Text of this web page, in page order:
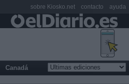
Canadá
sobre Kiosko.net contacto ayuda